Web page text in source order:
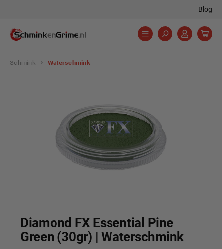
Blog
Schmink Waterschmink
Diamond FX Essential Pine
Green (30gr) | Waterschmink